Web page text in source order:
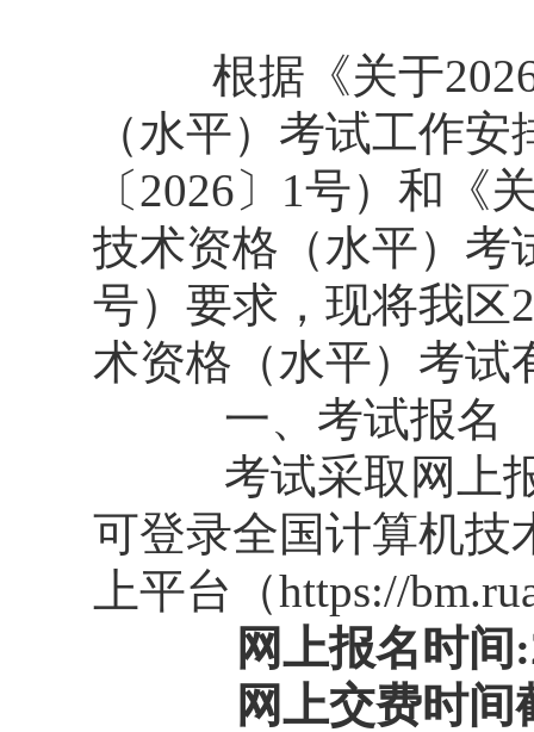
根据《关于2026
（水平）考试工作
〔2026〕1号）和《
技术资格（水平）考
号）要求，现将我区
术资格（水平）考试
一、考试报名
考试采取网上报
可登录全国计算机技
上平台（https://
网上报名时
网上交费时间